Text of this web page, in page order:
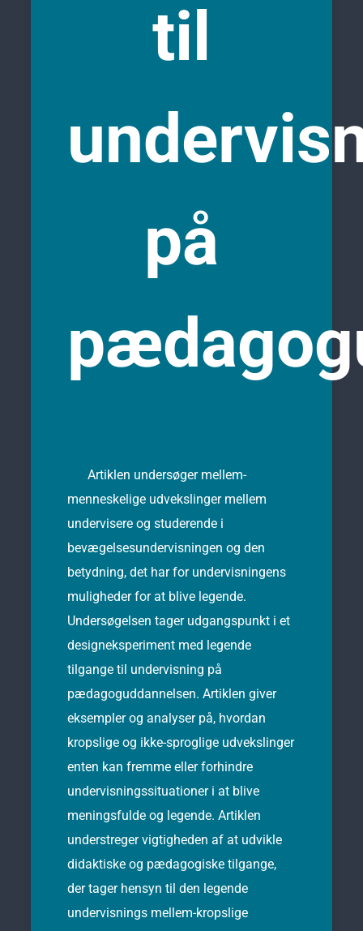
til
på
Artiklen undersøger mellem-
menneskelige udvekslinger mellem
undervisere og studerende i
bevægelsesundervisningen og den
betydning, det har for undervisningens
muligheder for at blive legende.
Undersøgelsen tager udgangspunkt i et
designeksperiment med legende
tilgange til undervisning på
pædagoguddannelsen. Artiklen giver
eksempler og analyser på, hvordan
kropslige og ikke-sproglige udvekslinger
enten kan fremme eller forhindre
undervisningssituationer i at blive
meningsfulde og legende. Artiklen
understreger vigtigheden af at udvikle
didaktiske og pædagogiske tilgange,
der tager hensyn til den legende
undervisnings mellem-kropslige